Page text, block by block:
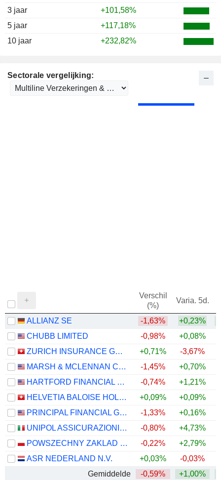
3 jaar
+101,58%
5 jaar
+117,18%
10 jaar
+232,82%
Sectorale vergelijking:
Verschil
(%)
Varia. 5d.
ALLIANZ SE -1,63% +0,23%
CHUBB LIMITED
-0,98% +0,08%
ZURICH INSURANCE GROUP LTD
+0,71% -3,67%
MARSH & MCLENNAN COMPANIES
-1,45% +0,70%
HARTFORD FINANCIAL SERVICES GROUP (THE), INC.
-0,74% +1,21%
HELVETIA BALOISE HOLDING AG
+0,09% +0,09%
PRINCIPAL FINANCIAL GROUP, INC.
-1,33% +0,16%
UNIPOL ASSICURAZIONI S.P.A.
-0,80% +4,73%
POWSZECHNY ZAKLAD UBEZPIECZE? SPÓLKA AKCYJNA
-0,22% +2,79%
ASR NEDERLAND N.V.
+0,03% -0,03%
Gemiddelde
-0,59% +1,00%